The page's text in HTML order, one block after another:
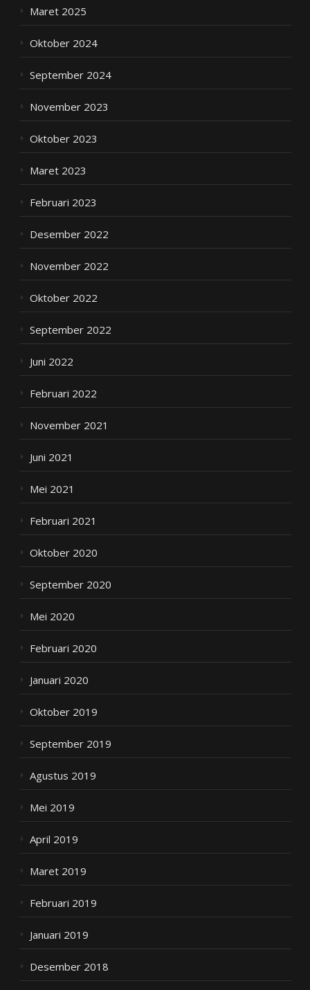
Maret 2025
Oktober 2024
September 2024
November 2023
Oktober 2023
Maret 2023
Februari 2023
Desember 2022
November 2022
Oktober 2022
September 2022
Juni 2022
Februari 2022
November 2021
Juni 2021
Mei 2021
Februari 2021
Oktober 2020
September 2020
Mei 2020
Februari 2020
Januari 2020
Oktober 2019
September 2019
Agustus 2019
Mei 2019
April 2019
Maret 2019
Februari 2019
Januari 2019
Desember 2018